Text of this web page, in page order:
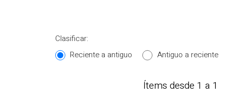
Y FORMACIÓN DEL
Clasificar:
Reciente a antiguo
Antiguo a reciente
Ítems desde 1 a 1